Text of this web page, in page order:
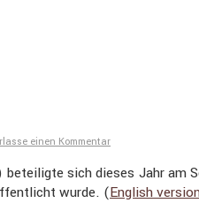
einen Kommentar
sich dieses Jahr am
wurde. (English